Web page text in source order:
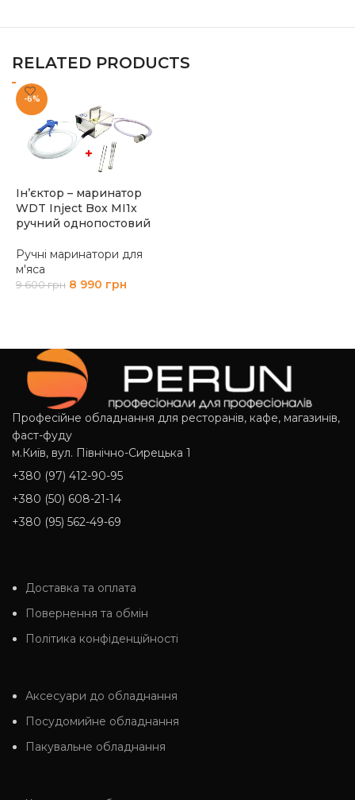
RELATED PRODUCTS
-6%
Ін’єктор – маринатор
WDT Inject Box MI1x
ручний однопостовий
Ручні маринатори для
м'яса
9 600грн 8 990 грн
Професійне обладнання для ресторанів, кафе, магазинів,
фаст-фуду
м.Київ, вул. Північно-Сирецька 1
+380 (97) 412-90-95
+380 (50) 608-21-14
+380 (95) 562-49-69
Доставка та оплата
Повернення та обмін
Політика конфіденційності
Аксесуари до обладнання
Посудомийне обладнання
Пакувальне обладнання